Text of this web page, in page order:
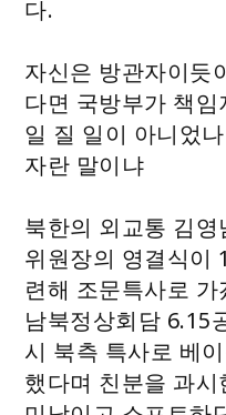
다.
자신은 방관자이듯
다면 국방부가 책
일 질 일이 아니었
자란 말이냐
북한의 외교통 김
위원장의 영결식이
련해 조문특사로
남북정상회담 6.15
시 북측 특사로 베
했다며 친분을 과